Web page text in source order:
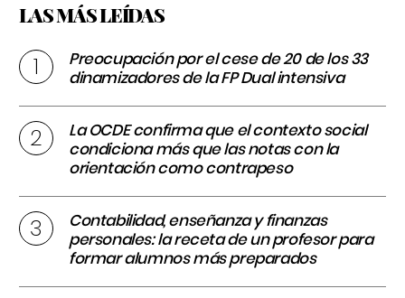
LAS MÁS LEÍDAS
Preocupación por el cese de 20 de los 33
dinamizadores de la FP Dual intensiva
La OCDE confirma que el contexto social
condiciona más que las notas con la
orientación como contrapeso
Contabilidad, enseñanza y finanzas
personales: la receta de un profesor para
formar alumnos más preparados